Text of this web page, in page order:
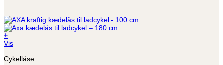
+
Vis
Cykellåse